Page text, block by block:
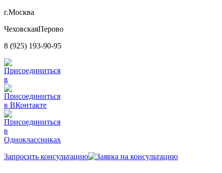
г.Москва
ЧеховскаяПерово
8 (925) 193-90-95
Запросить консультацию